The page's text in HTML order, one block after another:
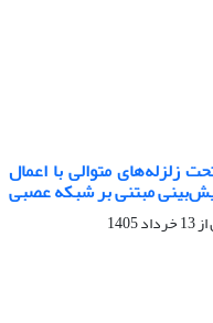
زلزله‌های متوالی با اعمال
مبتنی بر شبکه عصبی
13 خرداد 1405